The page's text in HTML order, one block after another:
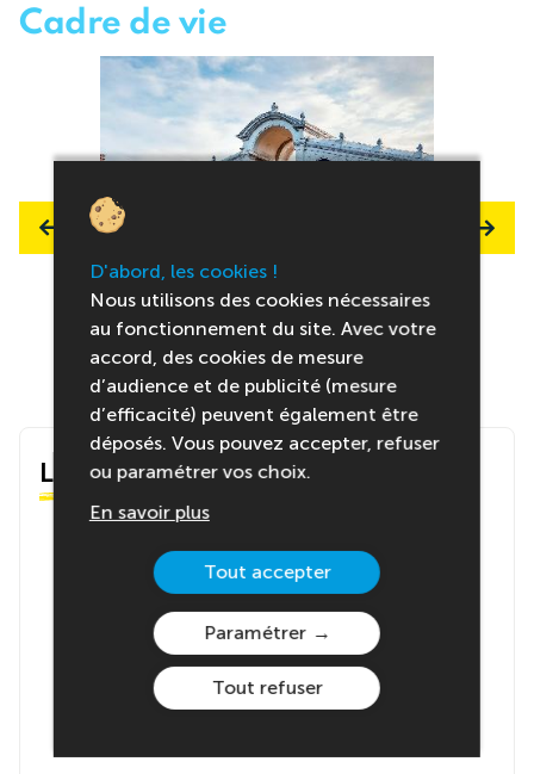
Cadre de vie
Le centre
D'abord, les cookies !
Nous utilisons des cookies nécessaires
au fonctionnement du site. Avec votre
accord, des cookies de mesure
d’audience et de publicité (mesure
d’efficacité) peuvent également être
déposés. Vous pouvez accepter, refuser
ou paramétrer vos choix.
En savoir plus
Tout accepter
Paramétrer
Tout refuser